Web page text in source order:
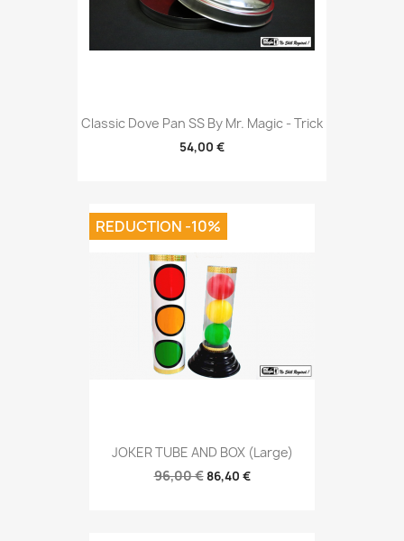
Classic Dove Pan SS By Mr. Magic - Trick
54,00 €
JOKER TUBE AND BOX (Large)
96,00 € 86,40 €
REDUCTION -10%